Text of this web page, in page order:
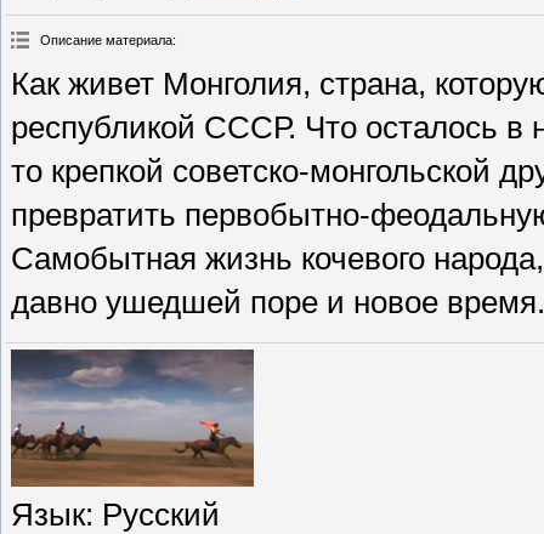
Описание материала:
Как живет Монголия, страна,
республикой СССР. Что осталось в
то крепкой советско-монгольской
превратить первобытно-
Самобытная жизнь кочевого
давно ушедшей поре и новое время.
Язык: Русский